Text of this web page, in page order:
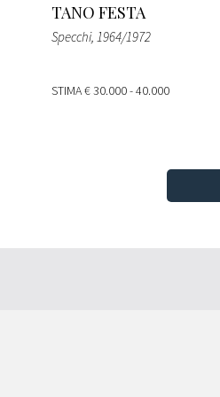
TANO FESTA
Specchi, 1964/1972
STIMA€ 30.000 - 40.000